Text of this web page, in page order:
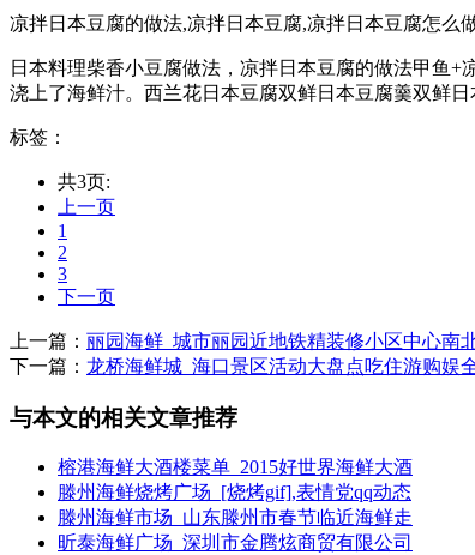
凉拌日本豆腐的做法,凉拌日本豆腐,凉拌日本豆腐怎么
日本料理柴香小豆腐做法，凉拌日本豆腐的做法甲鱼
浇上了海鲜汁。西兰花日本豆腐双鲜日本豆腐羹双鲜
标签：
共3页:
上一页
1
2
3
下一页
上一篇： 丽园海鲜_城市丽园近地铁精装修小区中心南
下一篇： 龙桥海鲜城_海口景区活动大盘点吃住游购娱
与本文的相关文章推荐
榕港海鲜大酒楼菜单_2015好世界海鲜大酒
滕州海鲜烧烤广场_[烧烤gif],表情党qq动态
滕州海鲜市场_山东滕州市春节临近海鲜走
昕泰海鲜广场_深圳市金腾炫商贸有限公司